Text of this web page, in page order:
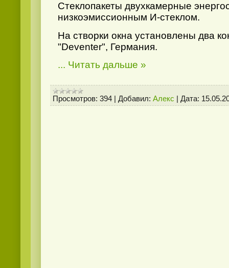
Стеклопакеты двухкамерные
низкоэмиссионным И-стеклом.
На створки окна установлены два
"Deventer", Германия.
... Читать дальше »
Просмотров: 394 | Добавил: Алекс | Дата: